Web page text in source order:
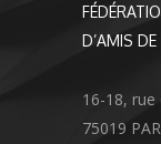
D’AMIS DE
16-18, rue
75019